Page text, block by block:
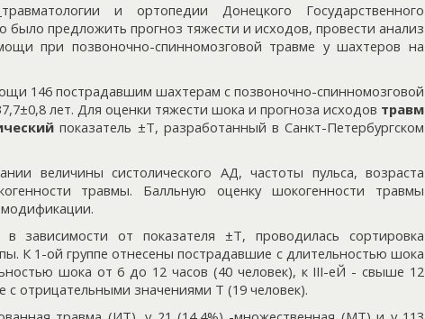
травматологии и ортопедии Донецкого Государственного
было предложить прогноз тяжести и исходов, провести анализ
при позвоночно-спинномозговой травме у шахтеров на
146 пострадавшим шахтерам с позвоночно-спинномозговой
лет. Для оценки тяжести шока и прогноза исходов травм
показатель ±Т, разработанный в Санкт-Петербургском
величины систолического АД, частоты пульса, возраста
травмы. Балльную оценку шокогенности травмы
зависимости от показателя ±Т, проводилась сортировка
К 1-ой группе отнесены пострадавшие с длительностью шока
шока от 6 до 12 часов (40 человек), к III-еЙ - свыше 12
с отрицательными значениями Т (19 человек).